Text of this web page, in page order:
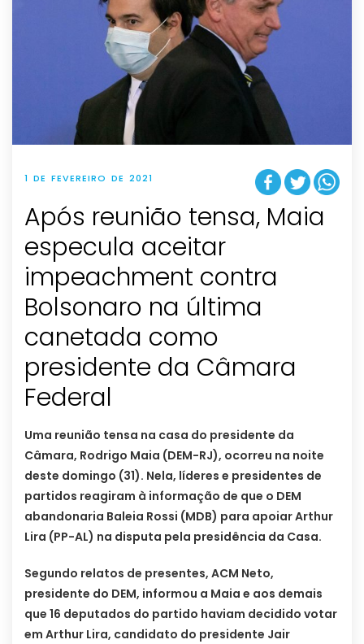
1 DE FEVEREIRO DE 2021
Após reunião tensa, Maia
especula aceitar
impeachment contra
Bolsonaro na última
canetada como
presidente da Câmara
Federal
Uma reunião tensa na casa do presidente da
Câmara, Rodrigo Maia (DEM-RJ), ocorreu na noite
deste domingo (31). Nela, líderes e presidentes de
partidos reagiram à informação de que o DEM
abandonaria Baleia Rossi (MDB) para apoiar Arthur
Lira (PP-AL) na disputa pela presidência da Casa.
Segundo relatos de presentes, ACM Neto,
presidente do DEM, informou a Maia e aos demais
que 16 deputados do partido haviam decidido votar
em Arthur Lira, candidato do presidente Jair